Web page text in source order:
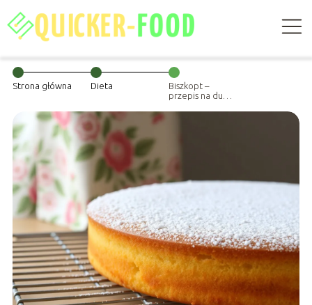
Strona główna Dieta
Biszkopt –
przepis na dużą